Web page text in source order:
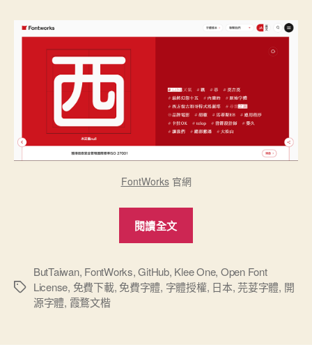
嶼
書、
中
規
中
清
寫
體
FontWorks官網
閱讀全文
免
費
標
ButTaiwan, FontWorks,GitHub, Klee One, Open Font
License, 免費下載, 免費字體, 字體授權, 日本, 芫荽字體, 開
源字體, 霞鶩文楷